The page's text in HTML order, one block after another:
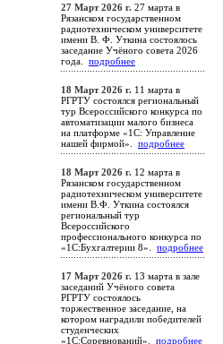
27 Март 2026 г. 27 марта в
Рязанском государственном
радиотехническом университете
имени В. Ф. Уткина состоялось
заседание Учёного совета 2026
года. подробнее
18 Март 2026 г. 11 марта в
РГРТУ состоялся региональный
тур Всероссийского конкурса по
автоматизации малого бизнеса
на платформе «1С: Управление
нашей фирмой». подробнее
18 Март 2026 г. 12 марта в
Рязанском государственном
радиотехническом университете
имени В.Ф. Уткина состоялся
региональный тур
Всероссийского
профессионального конкурса по
«1С:Бухгалтерии 8». подробнее
17 Март 2026 г. 13 марта в зале
заседаний Учёного совета
РГРТУ состоялось
торжественное заседание, на
котором наградили победителей
студенческих
«1С:Соревнований». подробнее